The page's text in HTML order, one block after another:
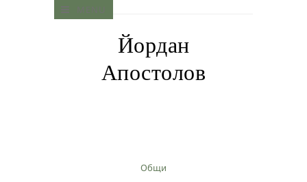
Йордан
Апостолов
Общи